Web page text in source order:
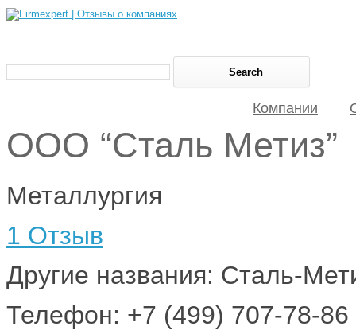
Компании
ООО “Сталь Метиз”
Металлургия
1 Отзыв
Другие названия: Сталь-
Телефон: +7 (499) 707-78-86